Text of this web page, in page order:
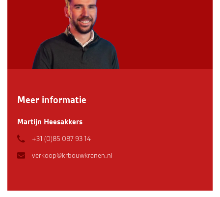
Meer informatie
Martijn Heesakkers
+31 (0)85 087 93 14
verkoop@krbouwkranen.nl